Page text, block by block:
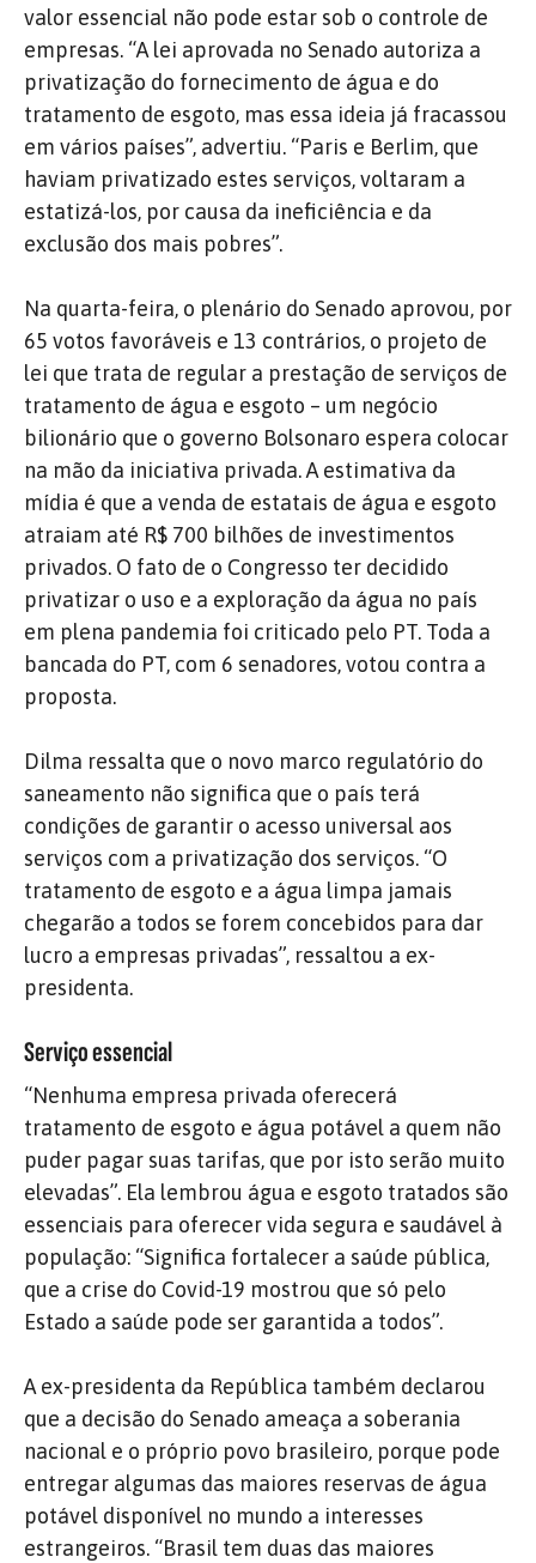
valor essencial não pode estar sob o controle de
empresas. “A lei aprovada no Senado autoriza a
privatização do fornecimento de água e do
tratamento de esgoto, mas essa ideia já fracassou
em vários países”, advertiu. “Paris e Berlim, que
haviam privatizado estes serviços, voltaram a
estatizá-los, por causa da ineficiência e da
exclusão dos mais pobres”.
Na quarta-feira, o plenário do Senado aprovou, por
65 votos favoráveis e 13 contrários, o projeto de
lei que trata de regular a prestação de serviços de
tratamento de água e esgoto – um negócio
bilionário que o governo Bolsonaro espera colocar
na mão da iniciativa privada. A estimativa da
mídia é que a venda de estatais de água e esgoto
atraiam até R$ 700 bilhões de investimentos
privados. O fato de o Congresso ter decidido
privatizar o uso e a exploração da água no país
em plena pandemia foi criticado pelo PT. Toda a
bancada do PT, com 6 senadores, votou contra a
proposta.
Dilma ressalta que o novo marco regulatório do
saneamento não significa que o país terá
condições de garantir o acesso universal aos
serviços com a privatização dos serviços. “O
tratamento de esgoto e a água limpa jamais
chegarão a todos se forem concebidos para dar
lucro a empresas privadas”, ressaltou a ex-
presidenta.
Serviço essencial
“Nenhuma empresa privada oferecerá
tratamento de esgoto e água potável a quem não
puder pagar suas tarifas, que por isto serão muito
elevadas”. Ela lembrou água e esgoto tratados são
essenciais para oferecer vida segura e saudável à
população: “Significa fortalecer a saúde pública,
que a crise do Covid-19 mostrou que só pelo
Estado a saúde pode ser garantida a todos”.
A ex-presidenta da República também declarou
que a decisão do Senado ameaça a soberania
nacional e o próprio povo brasileiro, porque pode
entregar algumas das maiores reservas de água
potável disponível no mundo a interesses
estrangeiros. “Brasil tem duas das maiores